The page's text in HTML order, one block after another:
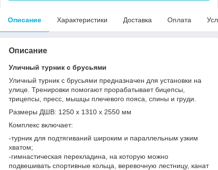
Описание Характеристики Доставка Оплата
Описание
Уличный турник с брусьями
Уличный турник с брусьями предназначен для установки на
улице. Тренировки помогают прорабатывает бицепсы,
трицепсы, пресс, мышцы плечевого пояса, спины и груди.
Размеры ДШВ: 1250 х 1310 х 2550 мм
Комплекс включает:
-турник для подтягиваний широким и параллельным узким
хватом;
-гимнастическая перекладина, на которую можно
подвешивать спортивные кольца, веревочную лестницу, канат